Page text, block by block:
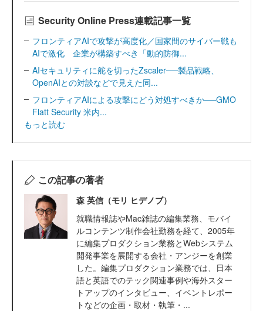
Security Online Press連載記事一覧
フロンティアAIで攻撃が高度化／国家間のサイバー戦も
AIで激化 企業が構築すべき「動的防御...
AIセキュリティに舵を切ったZscaler──製品戦略、
OpenAIとの対談などで見えた同...
フロンティアAIによる攻撃にどう対処すべきか──GMO
Flatt Security 米内...
もっと読む
この記事の著者
森 英信（モリ ヒデノブ）
就職情報誌やMac雑誌の編集業務、モバイ
ルコンテンツ制作会社勤務を経て、2005年
に編集プロダクション業務とWebシステム
開発事業を展開する会社・アンジーを創業
した。編集プロダクション業務では、日本
語と英語でのテック関連事例や海外スター
トアップのインタビュー、イベントレポー
トなどの企画・取材・執筆・...